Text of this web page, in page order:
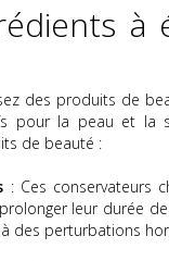
à
des produits de
pour la peau et la
de beauté :
: Ces conservateurs
leur durée
des perturbations